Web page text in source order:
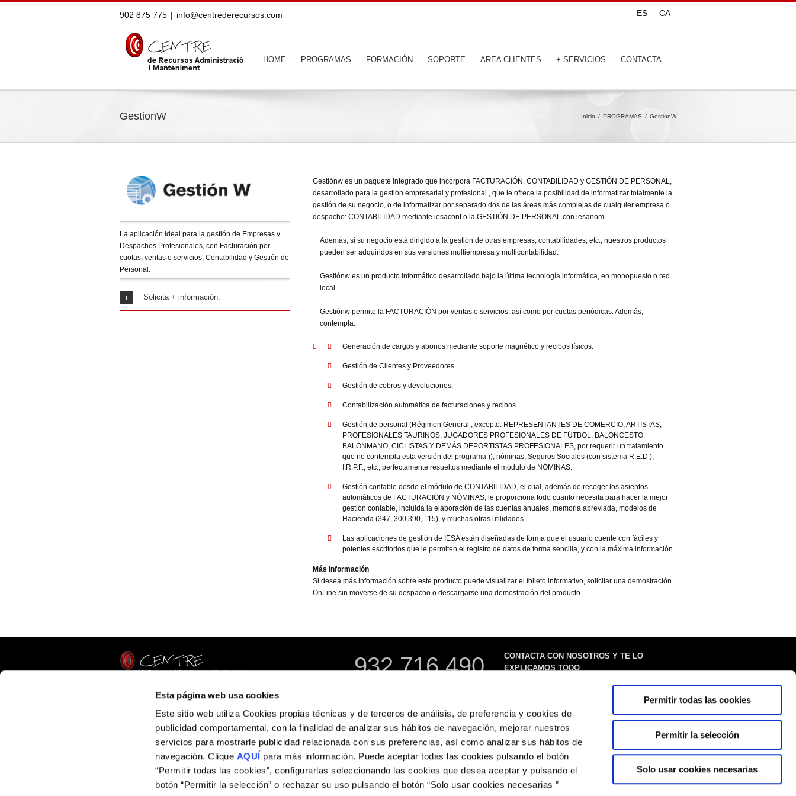
Esta página web usa cookies
Este sitio web utiliza Cookies propias técnicas y de terceros de análisis, de preferencia y cookies de
publicidad comportamental, con la finalidad de analizar sus hábitos de navegación, mejorar nuestros
servicios para mostrarle publicidad relacionada con sus preferencias, así como analizar sus hábitos de
navegación. Clique AQUÍ para más información. Puede aceptar todas las cookies pulsando el botón
“Permitir todas las cookies”, configurarlas seleccionando las cookies que desea aceptar y pulsando el
botón “Permitir la selección” o rechazar su uso pulsando el botón “Solo usar cookies necesarias ”
Permitir todas las cookies
Permitir la selección
Solo usar cookies necesarias
902 875 775 | info@centrederecursos.com ES CA
HOME PROGRAMAS FORMACIÓN SOPORTE AREA CLIENTES + SERVICIOS CONTACTA
GestionW Inicio PROGRAMAS GestionW
La aplicación ideal para la gestión de Empresas y
Despachos Profesionales, con Facturación por
cuotas, ventas o servicios, Contabilidad y Gestión de
Personal.
Solicita + información.
Gestiónw es un paquete integrado que incorpora FACTURACIÓN, CONTABILIDAD y GESTIÓN DE PERSONAL,
desarrollado para la gestión empresarial y profesional , que le ofrece la posibilidad de informatizar totalmente la
gestión de su negocio, o de informatizar por separado dos de las áreas más complejas de cualquier empresa o
despacho: CONTABILIDAD mediante iesacont o la GESTIÓN DE PERSONAL con iesanom.
Además, si su negocio está dirigido a la gestión de otras empresas, contabilidades, etc., nuestros productos
pueden ser adquiridos en sus versiones multiempresa y multicontabilidad.
Gestiónw es un producto informático desarrollado bajo la última tecnología informática, en monopuesto o red
local.
Gestiónw permite la FACTURACIÓN por ventas o servicios, así como por cuotas periódicas. Además,
contempla:
Generación de cargos y abonos mediante soporte magnético y recibos físicos.
Gestión de Clientes y Proveedores.
Gestión de cobros y devoluciones.
Contabilización automática de facturaciones y recibos.
Gestión de personal (Régimen General , excepto: REPRESENTANTES DE COMERCIO, ARTISTAS,
PROFESIONALES TAURINOS, JUGADORES PROFESIONALES DE FÚTBOL, BALONCESTO,
BALONMANO, CICLISTAS Y DEMÁS DEPORTISTAS PROFESIONALES, por requerir un tratamiento
que no contempla esta versión del programa )), nóminas, Seguros Sociales (con sistema R.E.D.),
I.R.P.F., etc., perfectamente resueltos mediante el módulo de NÓMINAS.
Gestión contable desde el módulo de CONTABILIDAD, el cual, además de recoger los asientos
automáticos de FACTURACIÓN y NÓMINAS, le proporciona todo cuanto necesita para hacer la mejor
gestión contable, incluida la elaboración de las cuentas anuales, memoria abreviada, modelos de
Hacienda (347, 300,390, 115), y muchas otras utilidades.
Las aplicaciones de gestión de IESA están diseñadas de forma que el usuario cuente con fáciles y
potentes escritorios que le permiten el registro de datos de forma sencilla, y con la máxima información.
Más Información
Si desea más información sobre este producto puede visualizar el folleto informativo, solicitar una demostración
OnLine sin moverse de su despacho o descargarse una demostración del producto.
C/ Albasanz, 14 Edificio Verona, Primera planta
Phone: 932716490
info@centrederecursos.com
932 716 490
Política de Cookies
Política de Privacidad
CONTACTA CON NOSOTROS Y TE LO
EXPLICAMOS TODO
6000 despachos informatizados
con nuestros productos nos avalan.
Tenemos la solución que buscas.